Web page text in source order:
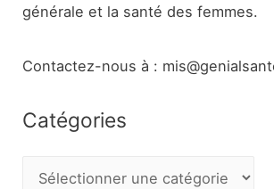
générale et la santé des femmes.
Contactez-nous à :
Catégories